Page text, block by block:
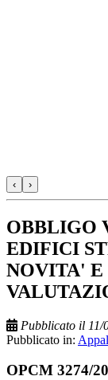
‹ ›
OBBLIGO
EDIFICI
NOVITA' E
Pubblicato il 11/
Pubblicato in:
OPCM 3274/